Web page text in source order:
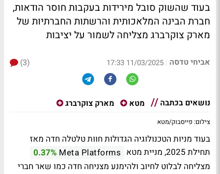
בעוד שהשוק סובל מירידות בעקבות חוסר הודאות,
חברת הבינה המלאכותית והרשתות החברתיות של
מארק צוקרברג מצליחה לשמור על יציבות
אביחי טדסה |
11/03/2025 17:33
(3)
נושאים בכתבה מטא מארק צוקרברג
צילום: פייסבוק/מטא
בעוד מניות הטכנולוגיה הגדולות חוות טלטלה חדה מאז
תחילת 2025, מניית מטא
Meta Platforms
0.37%
מצליחה לבלוט לחיוב ולהימנע מצניחה חדה כמו שאר חברי